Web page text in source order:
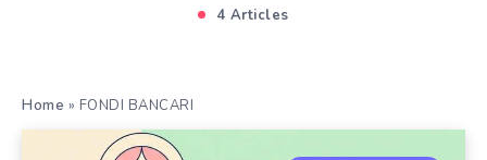
4 Articles
Home » FONDI BANCARI